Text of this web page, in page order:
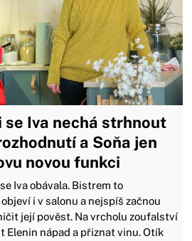
se Iva nechá strhnout
a Soňa jen
novou funkci
Iva obávala. Bistrem to
i v salonu a nejspíš začnou
její pověst. Na vrcholu zoufalství
Elenin nápad a přiznat vinu. Otík